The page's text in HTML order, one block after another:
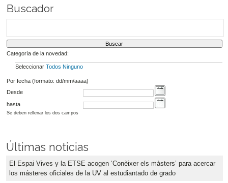
Buscador
Categoría de la novedad:
Seleccionar Todos Ninguno
Por fecha (formato: dd/mm/aaaa)
Desde
hasta
Se deben rellenar los dos campos
Últimas noticias
El Espai Vives y la ETSE acogen ‘Conèixer els màsters’ para acercar
los másteres oficiales de la UV al estudiantado de grado